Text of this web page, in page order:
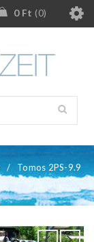
0 Ft 0
/
Tomos 2PS-9.9